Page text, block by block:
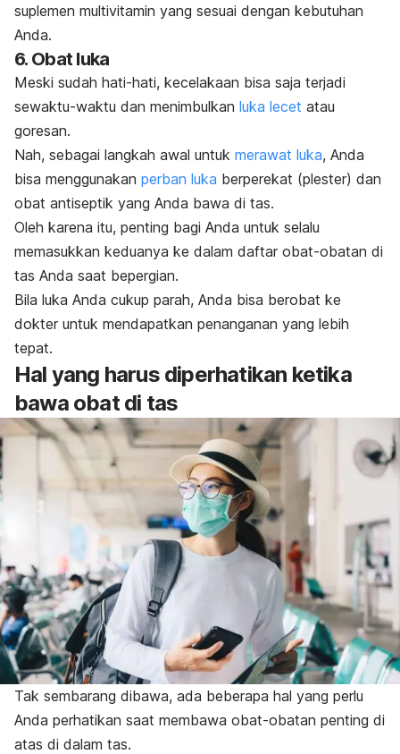
suplemen multivitamin yang sesuai dengan kebutuhan
Anda.
6. Obat luka
Meski sudah hati-hati, kecelakaan bisa saja terjadi
sewaktu-waktu dan menimbulkan luka lecet atau
goresan.
Nah, sebagai langkah awal untuk merawat luka, Anda
bisa menggunakan perban luka berperekat (plester) dan
obat antiseptik yang Anda bawa di tas.
Oleh karena itu, penting bagi Anda untuk selalu
memasukkan keduanya ke dalam daftar obat-obatan di
tas Anda saat bepergian.
Bila luka Anda cukup parah, Anda bisa berobat ke
dokter untuk mendapatkan penanganan yang lebih
tepat.
Hal yang harus diperhatikan ketika
bawa obat di tas
Tak sembarang dibawa, ada beberapa hal yang perlu
Anda perhatikan saat membawa obat-obatan penting di
atas di dalam tas.